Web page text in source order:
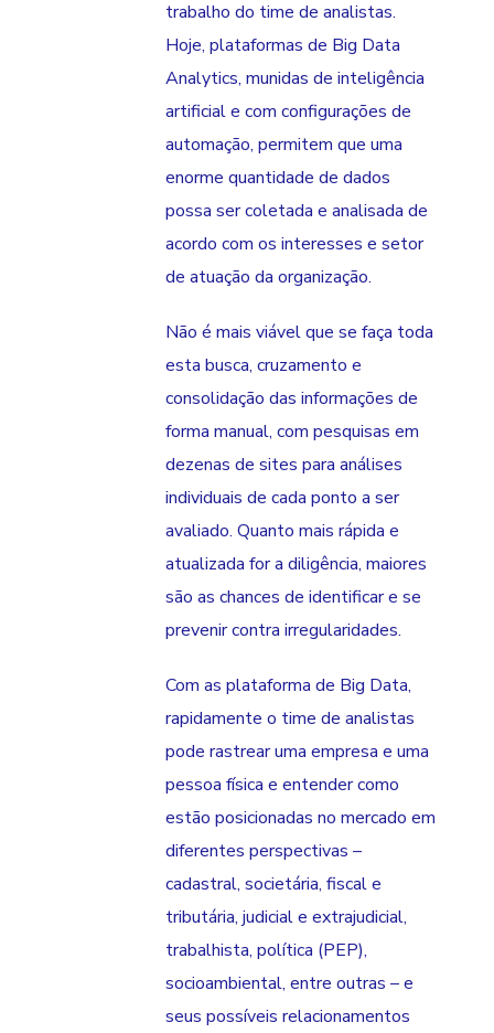
trabalho do time de analistas.
Hoje, plataformas de Big Data
Analytics, munidas de inteligência
artificial e com configurações de
automação, permitem que uma
enorme quantidade de dados
possa ser coletada e analisada de
acordo com os interesses e setor
de atuação da organização.
Não é mais viável que se faça toda
esta busca, cruzamento e
consolidação das informações de
forma manual, com pesquisas em
dezenas de sites para análises
individuais de cada ponto a ser
avaliado. Quanto mais rápida e
atualizada for a diligência, maiores
são as chances de identificar e se
prevenir contra irregularidades.
Com as plataforma de Big Data,
rapidamente o time de analistas
pode rastrear uma empresa e uma
pessoa física e entender como
estão posicionadas no mercado em
diferentes perspectivas –
cadastral, societária, fiscal e
tributária, judicial e extrajudicial,
trabalhista, política (PEP),
socioambiental, entre outras – e
seus possíveis relacionamentos